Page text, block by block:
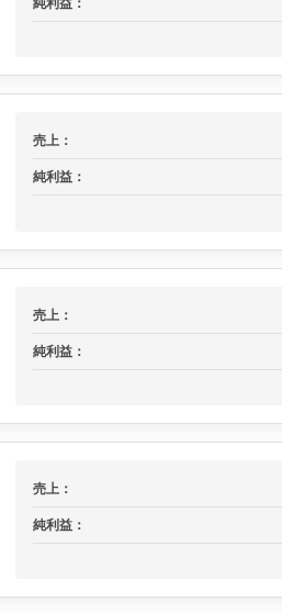
売上：
純利益：
売上：
純利益：
売上：
純利益：